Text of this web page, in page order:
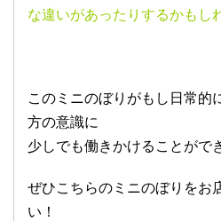
な違いがあったりするかもし
このミニのぼりがもし日常的
方の意識に
少しでも働きかけることがで
ぜひこちらのミニのぼりをお
い！